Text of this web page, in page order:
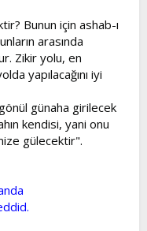
Bunun için ashab-ı
arasında
Zikir yolu, en
yapılacağını iyi
günaha girilecek
kendisi, yani onu
gülecektir".